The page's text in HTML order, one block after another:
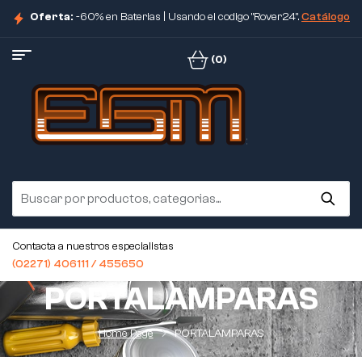
Oferta: -60% en Baterias | Usando el codigo "Rover24".Catálogo
(0)
Contacta a nuestros especialistas
(02271) 406111 / 455650
PORTALAMPARAS
Home Page PORTALAMPARAS